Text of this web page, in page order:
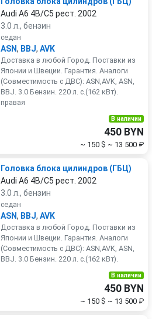
Audi A6 4B/C5 рест. 2002
3.0 л., бензин
седан
ASN, BBJ, AVK
Доставка в любой Город. Поставки из
Японии и Швеции. Гарантия. Аналоги
(Совместимость с ДВС): ASN,AVK, ASN,
BBJ. 3.0 Бензин. 220 л. с.(162 кВт).
правая
В наличии
450 BYN
~ 150 $ ~ 13 500 ₽
Головка блока цилиндров (ГБЦ)
Audi A6 4B/C5 рест. 2002
3.0 л., бензин
седан
ASN, BBJ, AVK
Доставка в любой Город. Поставки из
Японии и Швеции. Гарантия. Аналоги
(Совместимость с ДВС): ASN,AVK, ASN,
BBJ. 3.0 Бензин. 220 л. с.(162 кВт).
В наличии
450 BYN
~ 150 $ ~ 13 500 ₽